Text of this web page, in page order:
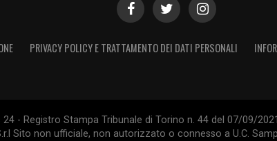
strepitosa la parata di Viviano
PRIVACY POLICY E TRATTAMENTO DEI DATI PERSONALI
- Registro Stampa Tribunale di Torino n. 44 del 07/09/
Sito non ufficiale, non autorizzato o connesso a U.C.